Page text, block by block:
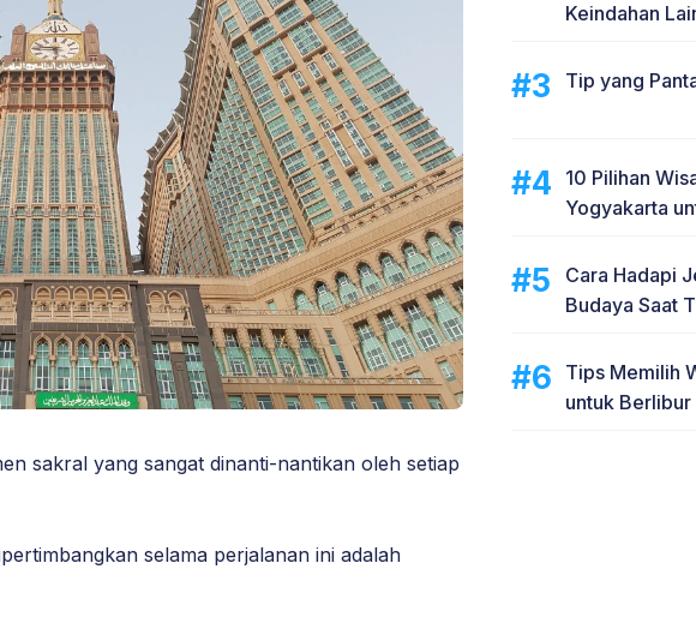
sakral yang sangat dinanti-nantikan oleh setiap
selama perjalanan ini adalah
Keindahan
Tip yang
10 Pilihan
Yogyakarta
Cara Hadapi
Budaya Saat
Tips Memilih
untuk Berlibur